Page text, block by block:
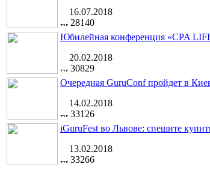
16.07.2018
28140
Юбилейная конференция «CPA
20.02.2018
30829
Очередная GuruConf пройдет в
14.02.2018
33126
iGuruFest во Львове: спешите
13.02.2018
33266